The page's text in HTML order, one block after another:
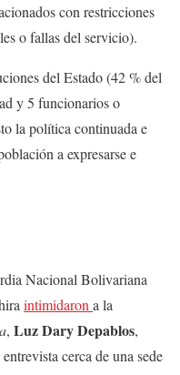
con restricciones
o fallas del servicio).
del Estado (42 % del
y 5 funcionarios o
la política continuada e
a expresarse e
Nacional Bolivariana
intimidaron a la
, Luz Dary Depablos,
cerca de una sede